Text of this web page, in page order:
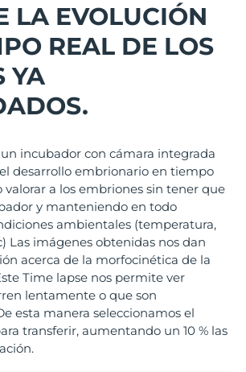
LA EVOLUCIÓN
REAL DE LOS
YA
incubador con cámara integrada
desarrollo embrionario en tiempo
a los embriones sin tener que
y manteniendo en todo
ambientales (temperatura,
Las imágenes obtenidas nos dan
acerca de la morfocinética de la
Time lapse nos permite ver
lentamente o que son
esta manera seleccionamos el
transferir, aumentando un 10 % las